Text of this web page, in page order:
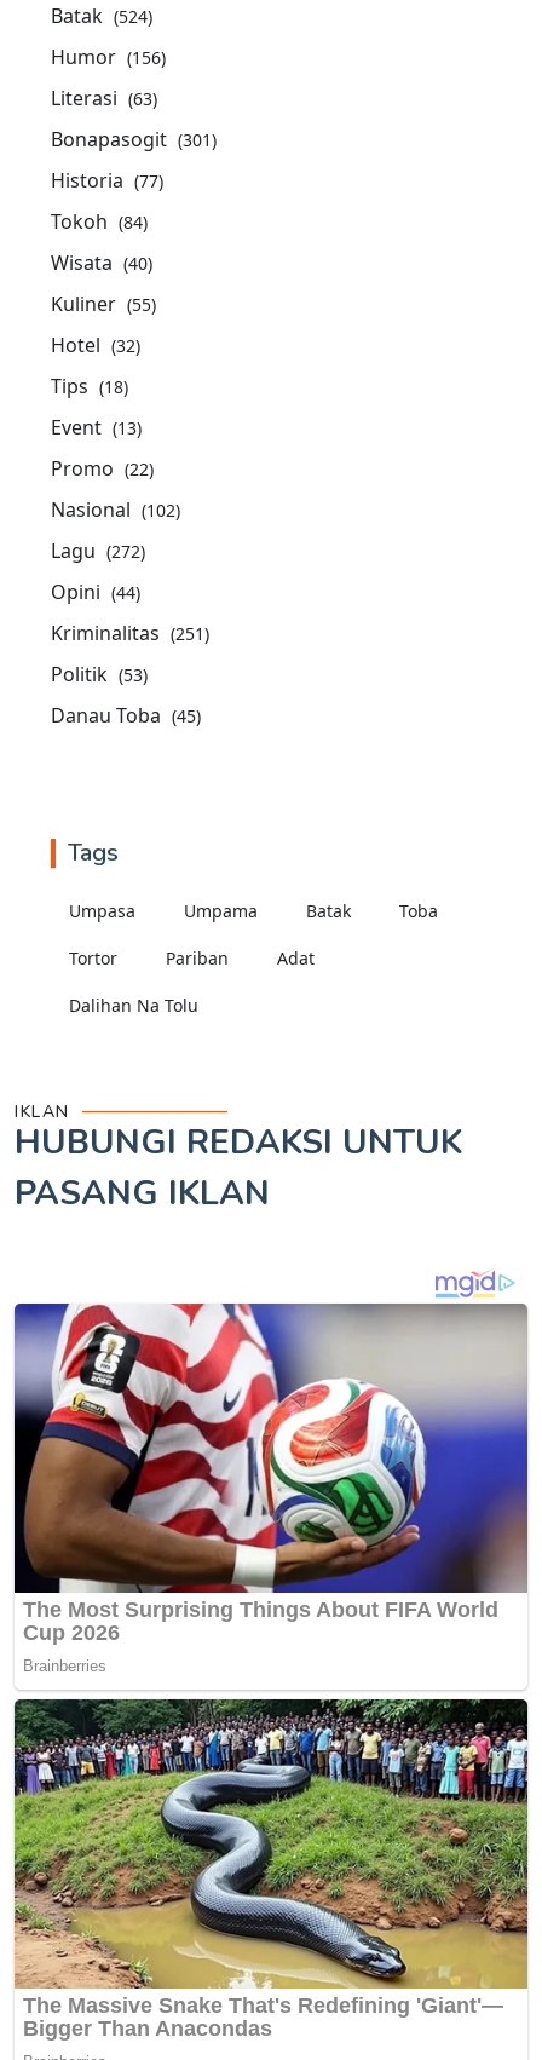
Batak (524)
Humor (156)
Literasi (63)
Bonapasogit (301)
Historia (77)
Tokoh (84)
Wisata (40)
Kuliner (55)
Hotel (32)
Tips (18)
Event (13)
Promo (22)
Nasional (102)
Lagu (272)
Opini (44)
Kriminalitas (251)
Politik (53)
Danau Toba (45)
Tags
Umpasa Umpama Batak Toba
Tortor Pariban Adat
Dalihan Na Tolu
IKLAN
HUBUNGI REDAKSI UNTUK
PASANG IKLAN